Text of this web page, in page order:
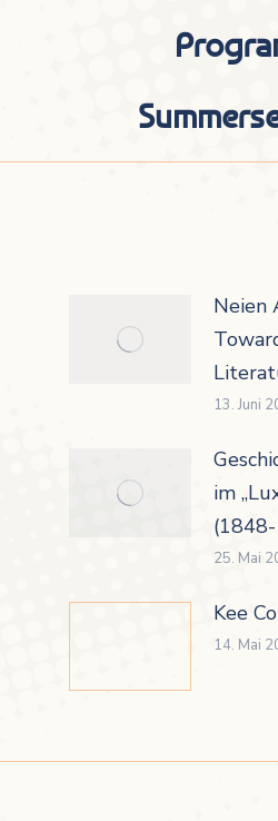
Beitrag:
Neien
13. Juni
im
25. Mai
Kee
14. Mai